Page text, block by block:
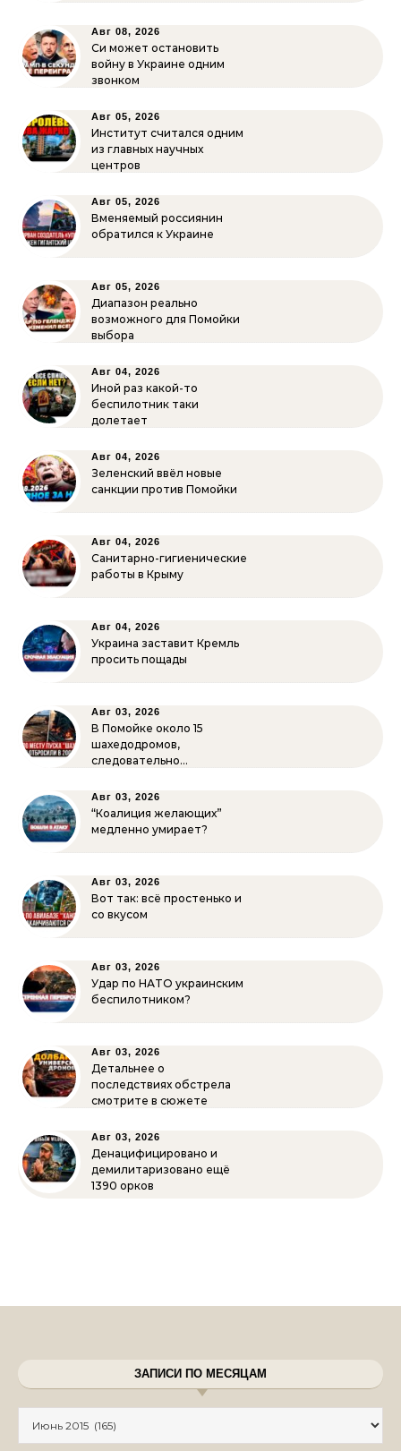
Авг 08, 2026
Си может остановить
войну в Украине одним
звонком
Авг 05, 2026
Институт считался одним
из главных научных
центров
Авг 05, 2026
Вменяемый россиянин
обратился к Украине
Авг 05, 2026
Диапазон реально
возможного для Помойки
выбора
Авг 04, 2026
Иной раз какой-то
беспилотник таки
долетает
Авг 04, 2026
Зеленский ввёл новые
санкции против Помойки
Авг 04, 2026
Санитарно-гигиенические
работы в Крыму
Авг 04, 2026
Украина заставит Кремль
просить пощады
Авг 03, 2026
В Помойке около 15
шахедодромов,
следовательно…
Авг 03, 2026
“Коалиция желающих”
медленно умирает?
Авг 03, 2026
Вот так: всё простенько и
со вкусом
Авг 03, 2026
Удар по НАТО украинским
беспилотником?
Авг 03, 2026
Детальнее о
последствиях обстрела
смотрите в сюжете
Авг 03, 2026
Денацифицировано и
демилитаризовано ещё
1390 орков
ЗАПИСИ ПО МЕСЯЦАМ